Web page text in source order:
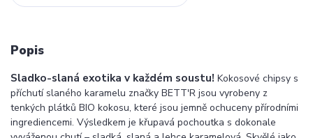
Popis
Sladko-slaná exotika v každém soustu! Kokosové chipsy s
příchutí slaného karamelu značky BETT'R jsou vyrobeny z
tenkých plátků BIO kokosu, které jsou jemně ochuceny přírodními
ingrediencemi. Výsledkem je křupavá pochoutka s dokonale